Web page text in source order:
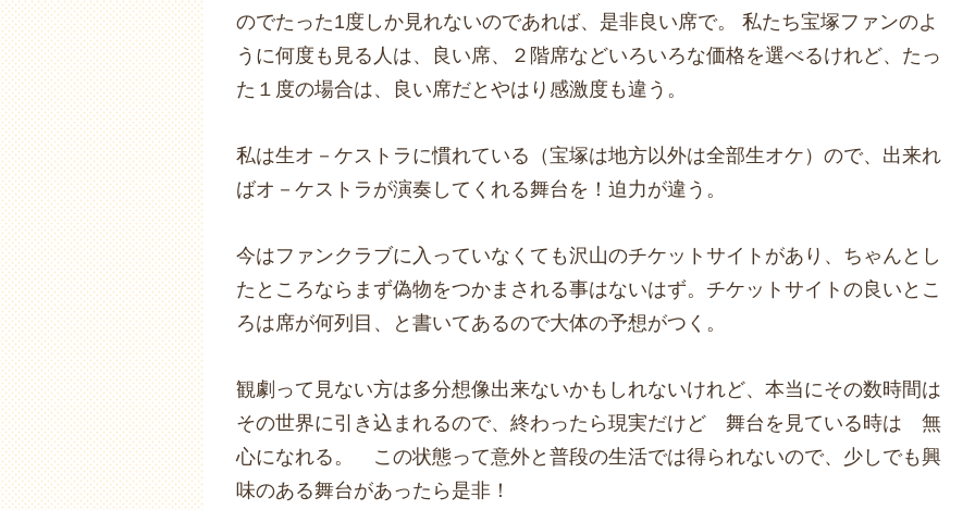
のでたった1度しか見れないのであれば、是非良い席で。 私たち宝塚ファンのよ
うに何度も見る人は、良い席、２階席などいろいろな価格を選べるけれど、たっ
た１度の場合は、良い席だとやはり感激度も違う。
私は生オ－ケストラに慣れている（宝塚は地方以外は全部生オケ）ので、出来れ
ばオ－ケストラが演奏してくれる舞台を！迫力が違う。
今はファンクラブに入っていなくても沢山のチケットサイトがあり、ちゃんとし
たところならまず偽物をつかまされる事はないはず。チケットサイトの良いとこ
ろは席が何列目、と書いてあるので大体の予想がつく。
観劇って見ない方は多分想像出来ないかもしれないけれど、本当にその数時間は
その世界に引き込まれるので、終わったら現実だけど 舞台を見ている時は 無
心になれる。 この状態って意外と普段の生活では得られないので、少しでも興
味のある舞台があったら是非！